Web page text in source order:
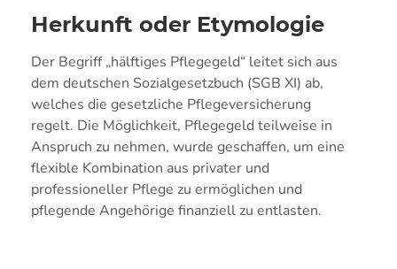
Herkunft oder Etymologie
Der Begriff „hälftiges Pflegegeld“ leitet sich aus
dem deutschen Sozialgesetzbuch (SGB XI) ab,
welches die gesetzliche Pflegeversicherung
regelt. Die Möglichkeit, Pflegegeld teilweise in
Anspruch zu nehmen, wurde geschaffen, um eine
flexible Kombination aus privater und
professioneller Pflege zu ermöglichen und
pflegende Angehörige finanziell zu entlasten.